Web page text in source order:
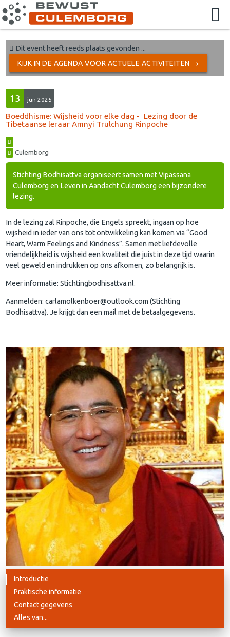
Dit event heeft reeds plaats gevonden ...
KIJK IN DE AGENDA VOOR ACTUELE ACTIVITEITEN →
13 jun 2025
Boeddhisme: Wijsheid voor elke dag - Lezing door de
Tibetaanse leraar Amnyi Trulchung Rinpoche
Culemborg
Stichting Bodhisattva organiseert samen met Vipassana
Culemborg en Leven in Aandacht Culemborg een bijzondere
lezing.
In de lezing zal Rinpoche, die Engels spreekt, ingaan op hoe
wijsheid in ieder van ons tot ontwikkeling kan komen via “Good
Heart, Warm Feelings and Kindness”. Samen met liefdevolle
vriendelijkheid is wijsheid een kwaliteit die juist in deze tijd waarin
veel geweld en indrukken op ons afkomen, zo belangrijk is.
Meer informatie: Stichtingbodhisattva.nl.
Aanmelden: carlamolkenboer@outlook.com (Stichting
Bodhisattva). Je krijgt dan een mail met de betaalgegevens.
Introductie
Praktische informatie
Contact gegevens
Alles van...